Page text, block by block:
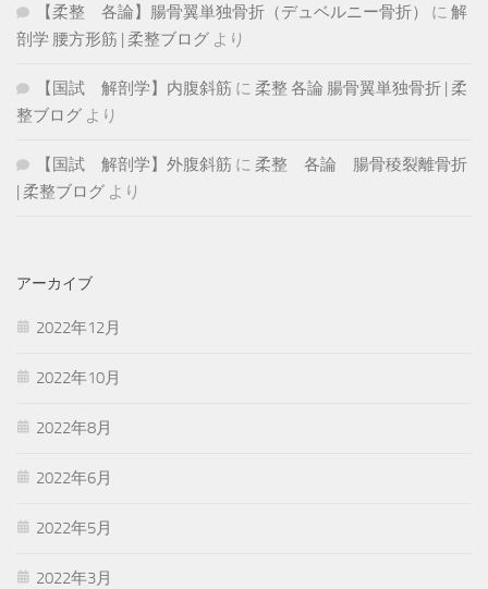
【柔整 各論】腸骨翼単独骨折（デュベルニー骨折） に 解
剖学 腰方形筋 | 柔整ブログ より
【国試 解剖学】内腹斜筋 に 柔整 各論 腸骨翼単独骨折 | 柔
整ブログ より
【国試 解剖学】外腹斜筋 に 柔整 各論 腸骨稜裂離骨折
| 柔整ブログ より
アーカイブ
2022年12月
2022年10月
2022年8月
2022年6月
2022年5月
2022年3月